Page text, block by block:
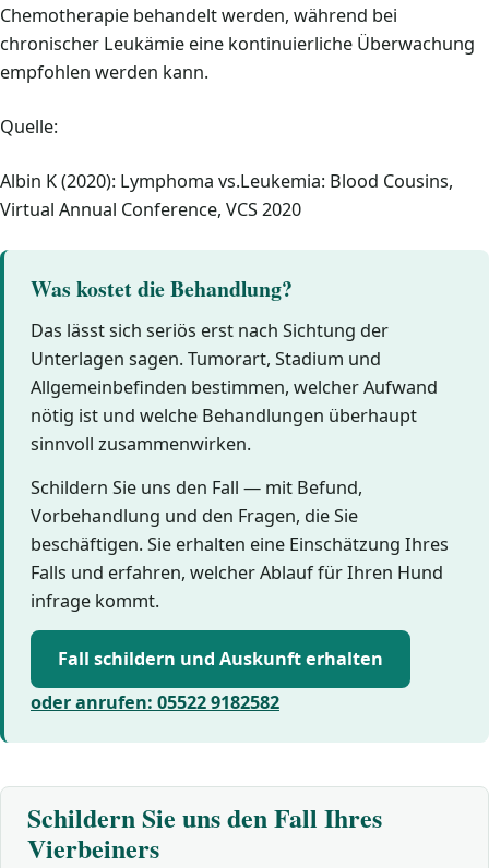
Chemotherapie behandelt werden, während bei
chronischer Leukämie eine kontinuierliche Überwachung
empfohlen werden kann.
Quelle:
Albin K (2020): Lymphoma vs.Leukemia: Blood Cousins,
Virtual Annual Conference, VCS 2020
Was kostet die Behandlung?
Das lässt sich seriös erst nach Sichtung der
Unterlagen sagen. Tumorart, Stadium und
Allgemeinbefinden bestimmen, welcher Aufwand
nötig ist und welche Behandlungen überhaupt
sinnvoll zusammenwirken.
Schildern Sie uns den Fall — mit Befund,
Vorbehandlung und den Fragen, die Sie
beschäftigen. Sie erhalten eine Einschätzung Ihres
Falls und erfahren, welcher Ablauf für Ihren Hund
infrage kommt.
Fall schildern und Auskunft erhalten
oder anrufen: 05522 9182582
Schildern Sie uns den Fall Ihres
Vierbeiners